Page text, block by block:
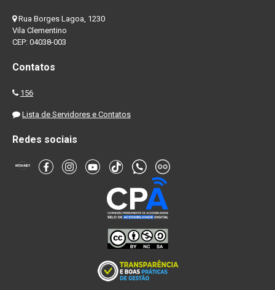
Rua Borges Lagoa, 1230
Vila Clementino
CEP: 04038-003
Contatos
156
Lista de Servidores e Contatos
Redes sociais